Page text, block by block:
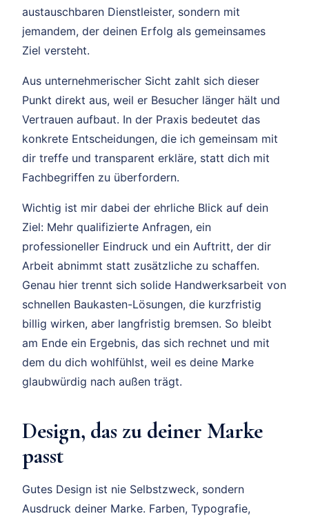
austauschbaren Dienstleister, sondern mit
jemandem, der deinen Erfolg als gemeinsames
Ziel versteht.
Aus unternehmerischer Sicht zahlt sich dieser
Punkt direkt aus, weil er Besucher länger hält und
Vertrauen aufbaut. In der Praxis bedeutet das
konkrete Entscheidungen, die ich gemeinsam mit
dir treffe und transparent erkläre, statt dich mit
Fachbegriffen zu überfordern.
Wichtig ist mir dabei der ehrliche Blick auf dein
Ziel: Mehr qualifizierte Anfragen, ein
professioneller Eindruck und ein Auftritt, der dir
Arbeit abnimmt statt zusätzliche zu schaffen.
Genau hier trennt sich solide Handwerksarbeit von
schnellen Baukasten-Lösungen, die kurzfristig
billig wirken, aber langfristig bremsen. So bleibt
am Ende ein Ergebnis, das sich rechnet und mit
dem du dich wohlfühlst, weil es deine Marke
glaubwürdig nach außen trägt.
Design, das zu deiner Marke
passt
Gutes Design ist nie Selbstzweck, sondern
Ausdruck deiner Marke. Farben, Typografie,